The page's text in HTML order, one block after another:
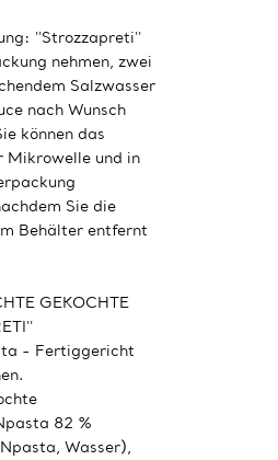
''Strozzapreti''
nehmen, zwei
Salzwasser
nach Wunsch
können das
Mikrowelle und in
Sie die
Behälter entfernt
GEKOCHTE
- Fertiggericht
82 %
Wasser),